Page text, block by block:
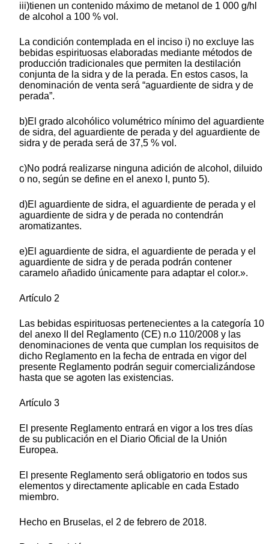
iii)tienen un contenido máximo de metanol de 1 000 g/hl
de alcohol a 100 % vol.
La condición contemplada en el inciso i) no excluye las
bebidas espirituosas elaboradas mediante métodos de
producción tradicionales que permiten la destilación
conjunta de la sidra y de la perada. En estos casos, la
denominación de venta será “aguardiente de sidra y de
perada”.
b)El grado alcohólico volumétrico mínimo del aguardiente
de sidra, del aguardiente de perada y del aguardiente de
sidra y de perada será de 37,5 % vol.
c)No podrá realizarse ninguna adición de alcohol, diluido
o no, según se define en el anexo I, punto 5).
d)El aguardiente de sidra, el aguardiente de perada y el
aguardiente de sidra y de perada no contendrán
aromatizantes.
e)El aguardiente de sidra, el aguardiente de perada y el
aguardiente de sidra y de perada podrán contener
caramelo añadido únicamente para adaptar el color.».
Artículo 2
Las bebidas espirituosas pertenecientes a la categoría 10
del anexo II del Reglamento (CE) n.o 110/2008 y las
denominaciones de venta que cumplan los requisitos de
dicho Reglamento en la fecha de entrada en vigor del
presente Reglamento podrán seguir comercializándose
hasta que se agoten las existencias.
Artículo 3
El presente Reglamento entrará en vigor a los tres días
de su publicación en el Diario Oficial de la Unión
Europea.
El presente Reglamento será obligatorio en todos sus
elementos y directamente aplicable en cada Estado
miembro.
Hecho en Bruselas, el 2 de febrero de 2018.